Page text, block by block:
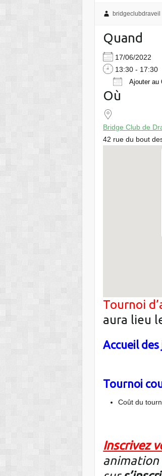
bridgeclubdraveil
Quand
17/06/2022
13:30 - 17:30
Ajouter au
Où
Bridge Club de
42 rue du bout
Tournoi
aura lieu
Accueil
Tournoi
Coût du
Inscrivez
animation